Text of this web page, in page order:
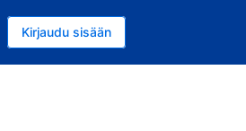
Kirjaudu sisään